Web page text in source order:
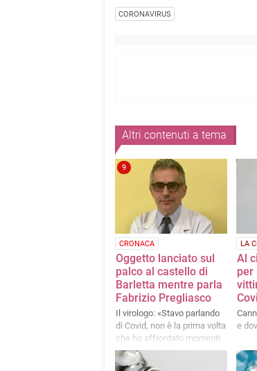
CORONAVIRUS
Altri contenuti a tema
9
CRONACA
Oggetto lanciato sul
palco al castello di
Barletta mentre parla
Fabrizio Pregliasco
Il virologo: «Stavo parlando
di Covid, non è la prima volta
che ho affrontato momenti
di contestazione»
LA
Al
per
e